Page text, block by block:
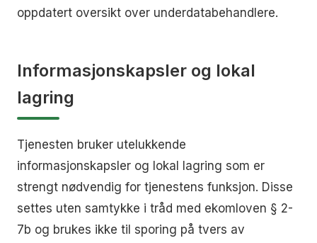
oppdatert oversikt over underdatabehandlere.
Informasjonskapsler og lokal
lagring
Tjenesten bruker utelukkende
informasjonskapsler og lokal lagring som er
strengt nødvendig for tjenestens funksjon. Disse
settes uten samtykke i tråd med ekomloven § 2-
7b og brukes ikke til sporing på tvers av